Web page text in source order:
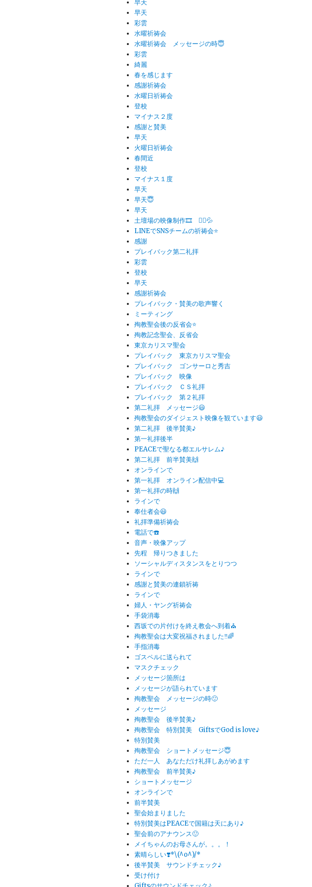
早天
早天
彩雲
水曜祈祷会
水曜祈祷会 メッセージの時😇
彩雲
綺麗
春を感じます
感謝祈祷会
水曜日祈祷会
登校
マイナス２度
感謝と賛美
早天
火曜日祈祷会
春間近
登校
マイナス１度
早天
早天😇
早天
土壇場の映像制作🎞 🏃‍♂️💦
LINEでSNSチームの祈祷会⭐️
感謝
プレイバック第二礼拝
彩雲
登校
早天
感謝祈祷会
プレイバック・賛美の歌声響く
ミーティング
殉教聖会後の反省会⭐️
殉教記念聖会、反省会
東京カリスマ聖会
プレイバック 東京カリスマ聖会
プレイバック ゴンサーロと秀吉
プレイバック 映像
プレイバック ＣＳ礼拝
プレイバック 第２礼拝
第二礼拝 メッセージ😃
殉教聖会のダイジェスト映像を観ています😃
第二礼拝 後半賛美♪
第一礼拝後半
PEACEで聖なる都エルサレム♪
第二礼拝 前半賛美🙌
オンラインで
第一礼拝 オンライン配信中💻
第一礼拝の時🙌
ラインで
奉仕者会😃
礼拝準備祈祷会
電話で☎️
音声・映像アップ
先程 帰りつきました
ソーシャルディスタンスをとりつつ
ラインで
感謝と賛美の連鎖祈祷
ラインで
婦人・ヤング祈祷会
手袋消毒
西坂での片付けを終え教会へ到着⛪️
殉教聖会は大変祝福されました‼️🌈
手指消毒
ゴスペルに送られて
マスクチェック
メッセージ箇所は
メッセージが語られています
殉教聖会 メッセージの時🙂
メッセージ
殉教聖会 後半賛美♪
殉教聖会 特別賛美 GiftsでGod is love♪
特別賛美
殉教聖会 ショートメッセージ😇
ただ一人 あなただけ礼拝しあがめます
殉教聖会 前半賛美♪
ショートメッセージ
オンラインで
前半賛美
聖会始まりました
特別賛美はPEACEで国籍は天にあり♪
聖会前のアナウンス🙂
メイちゃんのお母さんが。。。！
素晴らしい❣️*\(^o^)/*
後半賛美 サウンドチェック♪
受け付け